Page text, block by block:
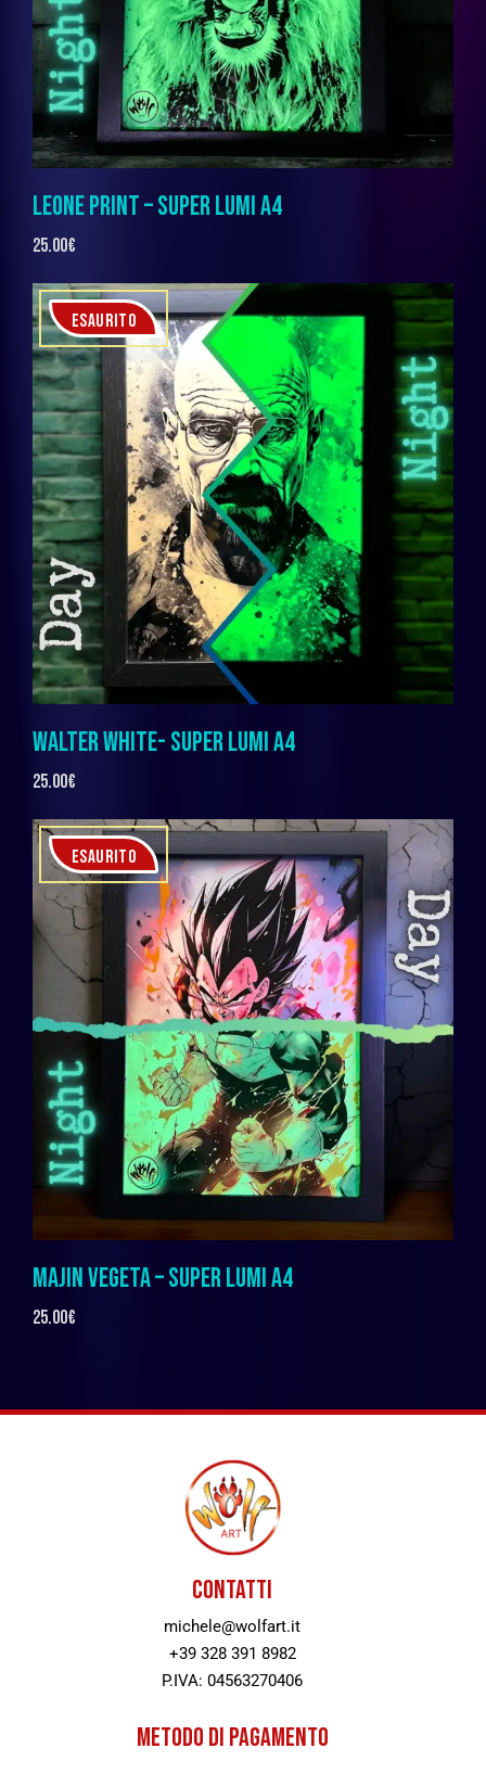
LEONE PRINT – SUPER LUMI A4
25.00€
ESAURITO
WALTER WHITE- SUPER LUMI A4
25.00€
ESAURITO
MAJIN VEGETA – SUPER LUMI A4
25.00€
CONTATTI
michele@wolfart.it
+39 328 391 8982
P.IVA: 04563270406
METODO DI PAGAMENTO